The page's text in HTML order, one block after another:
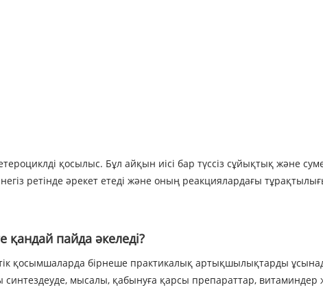
қосылыс. Бұл айқын иісі бар түссіз сұйықтық және
ретінде әрекет етеді және оның реакциялардағы
қандай пайда әкеледі?
қосымшаларда бірнеше практикалық артықшылықтарды
мысалы, қабынуға қарсы препараттар, витаминдер